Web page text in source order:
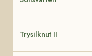
Trysilknut II